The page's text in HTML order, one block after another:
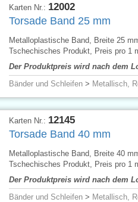
Karten Nr.: 12002
Torsade Band 25 mm
Metalloplastische Band, Breite 25
Tschechisches Produkt, Preis pro 1
Der Produktpreis wird nach dem
Bänder und Schleifen> Metallisch,
Karten Nr.: 12145
Torsade Band 40 mm
Metalloplastische Band, Breite 40
Tschechisches Produkt, Preis pro 1
Der Produktpreis wird nach dem
Bänder und Schleifen> Metallisch,